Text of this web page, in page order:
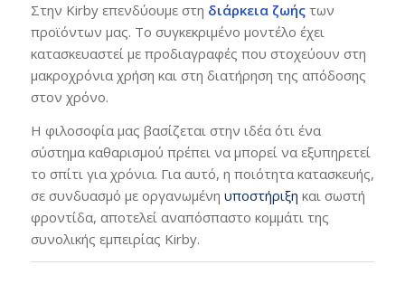
Στην Kirby επενδύουμε στη διάρκεια ζωήςτων
προϊόντων μας. Το συγκεκριμένο μοντέλο έχει
κατασκευαστεί με προδιαγραφές που στοχεύουν στη
μακροχρόνια χρήση και στη διατήρηση της απόδοσης
στον χρόνο.
Η φιλοσοφία μας βασίζεται στην ιδέα ότι ένα
σύστημα καθαρισμού πρέπει να μπορεί να εξυπηρετεί
το σπίτι για χρόνια. Για αυτό, η ποιότητα κατασκευής,
σε συνδυασμό με οργανωμένη υποστήριξη και σωστή
φροντίδα, αποτελεί αναπόσπαστο κομμάτι της
συνολικής εμπειρίας Kirby.